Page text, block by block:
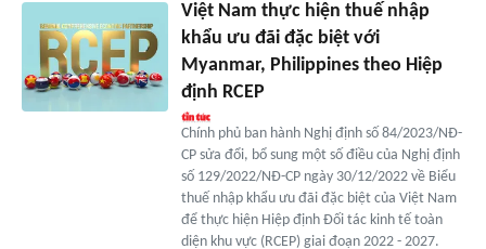
Việt Nam thực hiện thuế nhập
khẩu ưu đãi đặc biệt với
Myanmar, Philippines theo Hiệp
định RCEP
Chính phủ ban hành Nghị định số 84/2023/NĐ-
CP sửa đổi, bổ sung một số điều của Nghị định
số 129/2022/NĐ-CP ngày 30/12/2022 về Biểu
thuế nhập khẩu ưu đãi đặc biệt của Việt Nam
để thực hiện Hiệp định Đối tác kinh tế toàn
diện khu vực (RCEP) giai đoạn 2022 - 2027.